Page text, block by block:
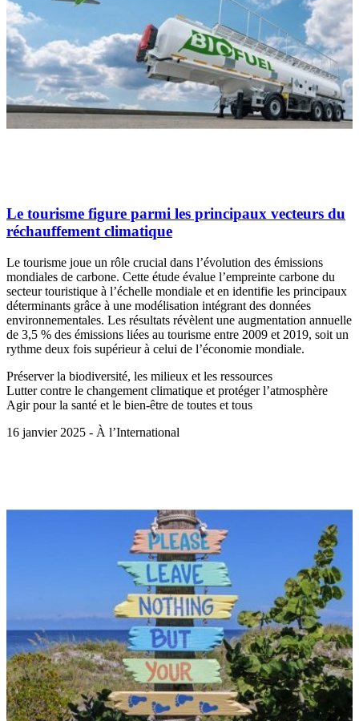
Le tourisme figure parmi les principaux vecteurs du
réchauffement climatique
Le tourisme joue un rôle crucial dans l’évolution des émissions
mondiales de carbone. Cette étude évalue l’empreinte carbone du
secteur touristique à l’échelle mondiale et en identifie les principaux
déterminants grâce à une modélisation intégrant des données
environnementales. Les résultats révèlent une augmentation annuelle
de 3,5 % des émissions liées au tourisme entre 2009 et 2019, soit un
rythme deux fois supérieur à celui de l’économie mondiale.
Préserver la biodiversité, les milieux et les ressources
Lutter contre le changement climatique et protéger l’atmosphère
Agir pour la santé et le bien-être de toutes et tous
16 janvier 2025 - À l’International